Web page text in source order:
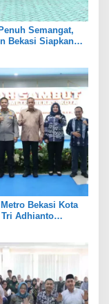
Semangat,
Bekasi Siapkan
Bekasi Kota
Adhianto